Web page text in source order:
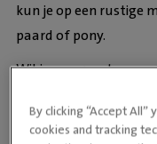
kun je op een rustige
paard of pony.
Wil je meer weten
By clicking “Accept
cookies and tracking